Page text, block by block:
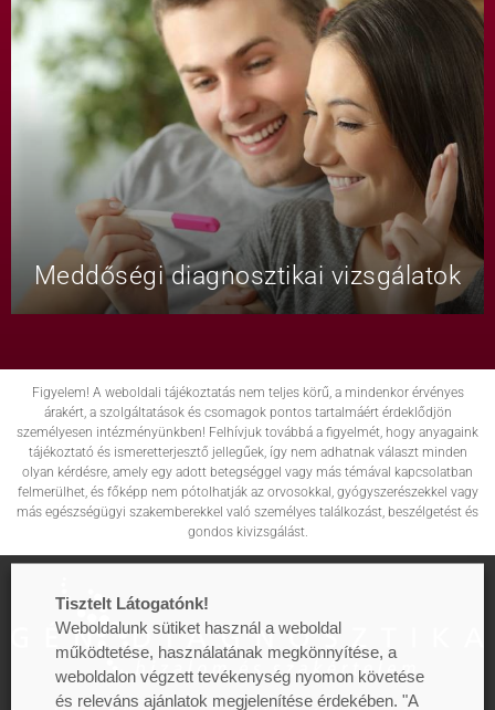
Meddőségi diagnosztikai vizsgálatok
Figyelem! A weboldali tájékoztatás nem teljes körű, a mindenkor érvényes
árakért, a szolgáltatások és csomagok pontos tartalmáért érdeklődjön
személyesen intézményünkben! Felhívjuk továbbá a figyelmét, hogy anyagaink
tájékoztató és ismeretterjesztő jellegűek, így nem adhatnak választ minden
olyan kérdésre, amely egy adott betegséggel vagy más témával kapcsolatban
felmerülhet, és főképp nem pótolhatják az orvosokkal, gyógyszerészekkel vagy
más egészségügyi szakemberekkel való személyes találkozást, beszélgetést és
gondos kivizsgálást.
Tisztelt Látogatónk!
Weboldalunk sütiket használ a weboldal
működtetése, használatának megkönnyítése, a
weboldalon végzett tevékenység nyomon követése
és releváns ajánlatok megjelenítése érdekében. "A